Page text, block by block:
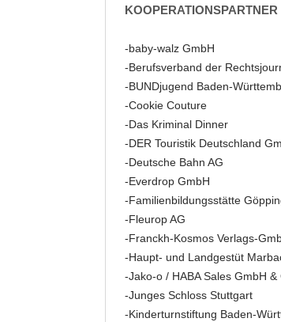
KOOPERATIONSPARTNER
-baby-walz GmbH
-Berufsverband der
-BUNDjugend Baden-
-Cookie Couture
-Das Kriminal Dinner
-DER Touristik Deutschland
-Deutsche Bahn AG
-Everdrop GmbH
-Familienbildungsstätte
-Fleurop AG
-Franckh-Kosmos Verlags-
-Haupt- und Landgestüt
-Jako-o / HABA Sales GmbH &
-Junges Schloss Stuttgart
-Kinderturnstiftung Baden-